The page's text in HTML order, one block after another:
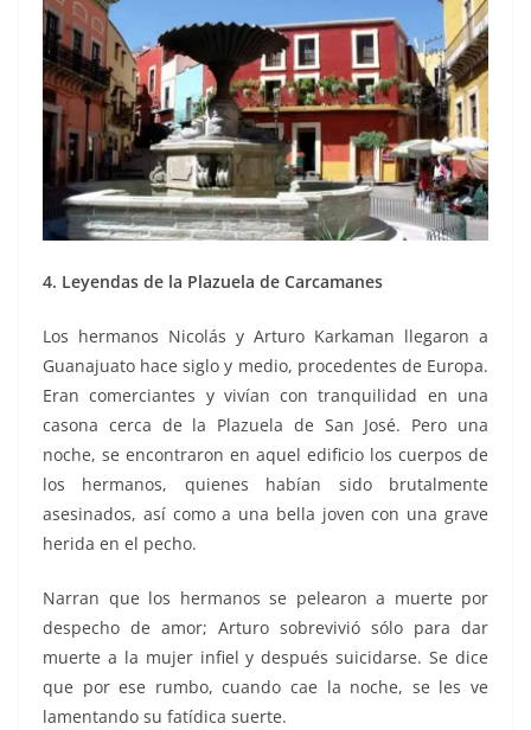
4. Leyendas de la Plazuela de Carcamanes
Los hermanos Nicolás y Arturo Karkaman llegaron a
Guanajuato hace siglo y medio, procedentes de Europa.
Eran comerciantes y vivían con tranquilidad en una
casona cerca de la Plazuela de San José. Pero una
noche, se encontraron en aquel edificio los cuerpos de
los hermanos, quienes habían sido brutalmente
asesinados, así como a una bella joven con una grave
herida en el pecho.
Narran que los hermanos se pelearon a muerte por
despecho de amor; Arturo sobrevivió sólo para dar
muerte a la mujer infiel y después suicidarse. Se dice
que por ese rumbo, cuando cae la noche, se les ve
lamentando su fatídica suerte.